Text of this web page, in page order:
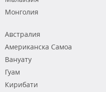
Монголия
Австралия
Американска Самоа
Вануату
Гуам
Кирибати